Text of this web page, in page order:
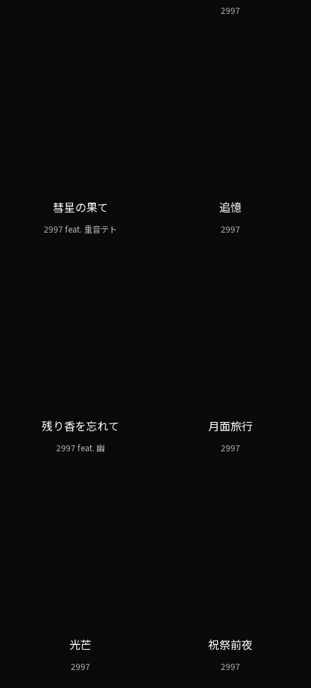
2997
彗星の果て
2997 feat. 重音テト
追憶
2997
残り香を忘れて
2997 feat. 幽
月面旅行
2997
光芒
2997
祝祭前夜
2997